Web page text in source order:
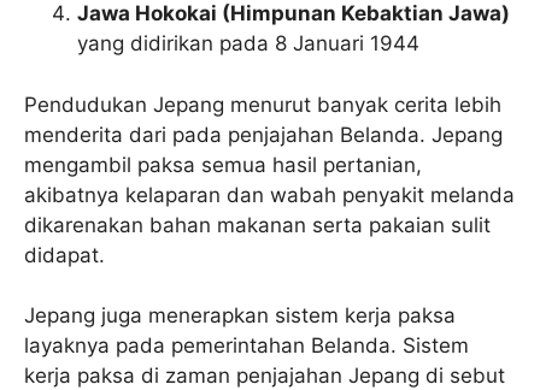
Jawa Hokokai (Himpunan Kebaktian Jawa)
yang didirikan pada 8 Januari 1944
Pendudukan Jepang menurut banyak cerita lebih
menderita dari pada penjajahan Belanda. Jepang
mengambil paksa semua hasil pertanian,
akibatnya kelaparan dan wabah penyakit melanda
dikarenakan bahan makanan serta pakaian sulit
didapat.
Jepang juga menerapkan sistem kerja paksa
layaknya pada pemerintahan Belanda. Sistem
kerja paksa di zaman penjajahan Jepang di sebut